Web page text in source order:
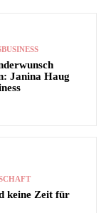
Janina Haug
keine Zeit für